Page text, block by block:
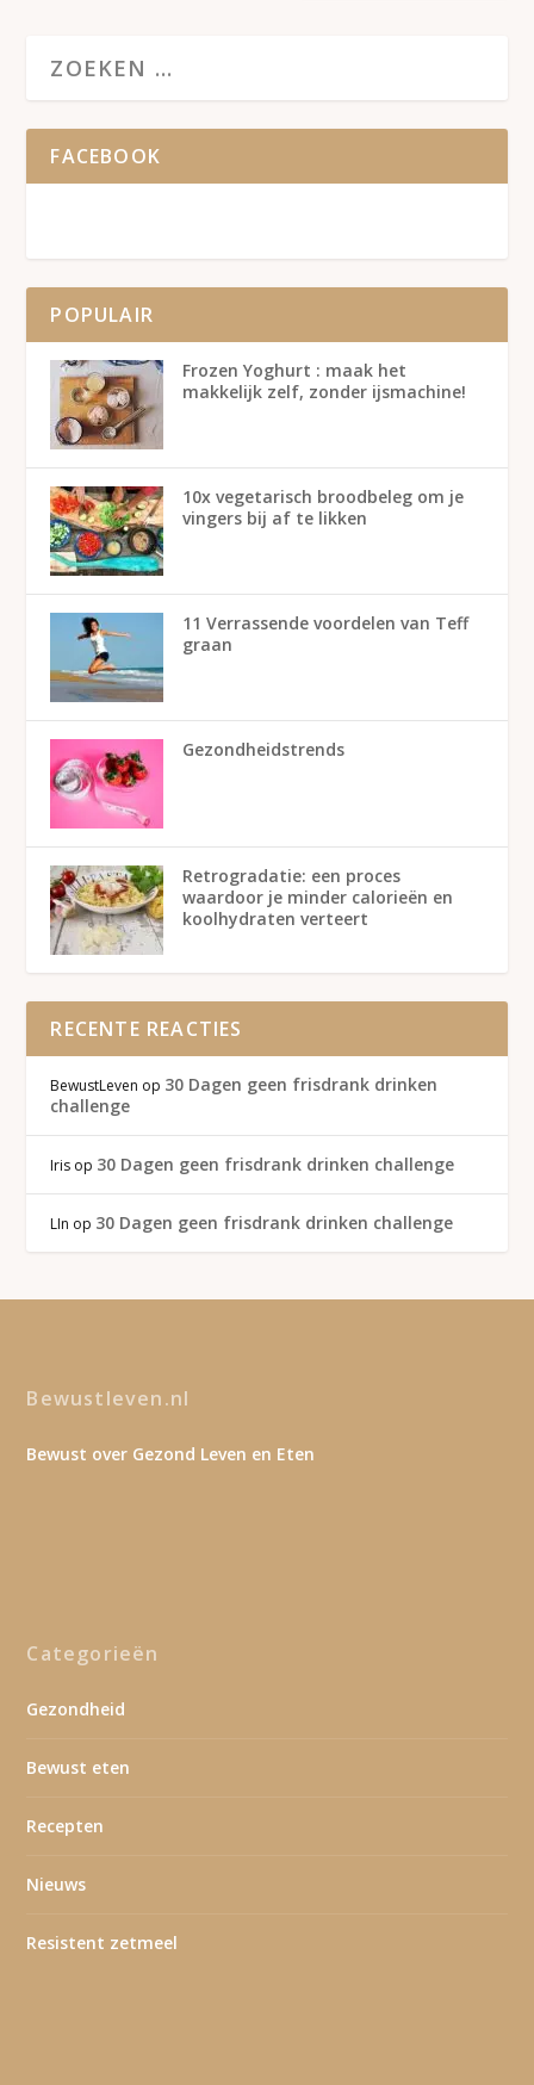
FACEBOOK
POPULAIR
Frozen Yoghurt : maak het
makkelijk zelf, zonder ijsmachine!
10x vegetarisch broodbeleg om je
vingers bij af te likken
11 Verrassende voordelen van Teff
graan
Gezondheidstrends
Retrogradatie: een proces
waardoor je minder calorieën en
koolhydraten verteert
RECENTE REACTIES
BewustLeven op 30 Dagen geen frisdrank drinken
challenge
Iris op 30 Dagen geen frisdrank drinken challenge
LIn op 30 Dagen geen frisdrank drinken challenge
Bewustleven.nl
Bewust over Gezond Leven en Eten
Categorieën
Gezondheid
Bewust eten
Recepten
Nieuws
Resistent zetmeel